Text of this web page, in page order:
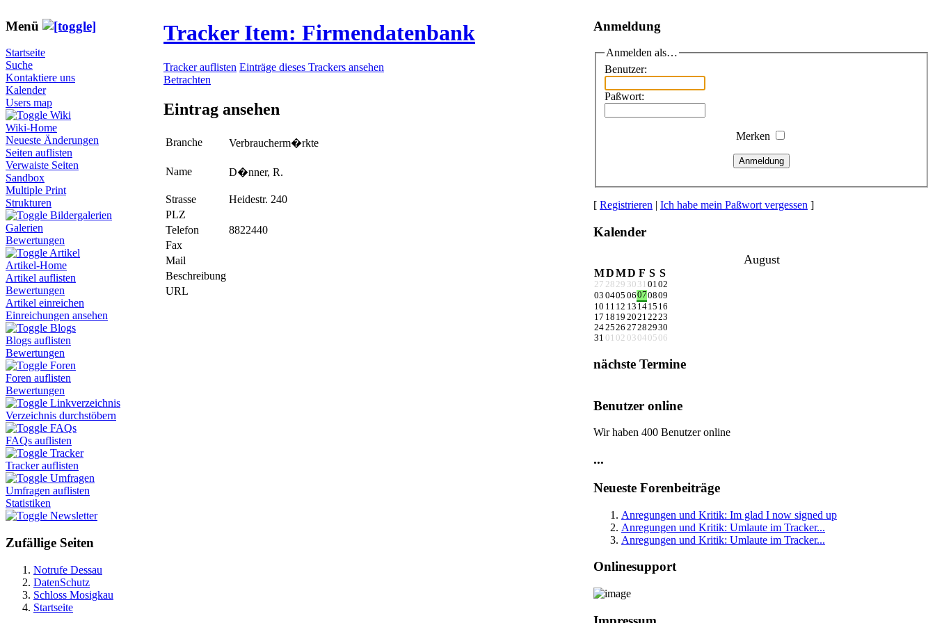
Menü
Startseite
Suche
Kontaktiere uns
Kalender
Users map
Wiki
Wiki-Home
Neueste Änderungen
Seiten auflisten
Verwaiste Seiten
Sandbox
Multiple Print
Strukturen
Bildergalerien
Galerien
Bewertungen
Artikel
Artikel-Home
Artikel auflisten
Bewertungen
Artikel einreichen
Einreichungen ansehen
Blogs
Blogs auflisten
Bewertungen
Foren
Foren auflisten
Bewertungen
Linkverzeichnis
Verzeichnis durchstöbern
FAQs
FAQs auflisten
Tracker
Tracker auflisten
Umfragen
Umfragen auflisten
Statistiken
Newsletter
Zufällige Seiten
Notrufe Dessau
DatenSchutz
Schloss Mosigkau
Startseite
Tracker Item: Firmendatenbank
Tracker auflisten Einträge dieses Trackers ansehen
Betrachten
Eintrag ansehen
Branche Verbraucherm�rkte
Name D�nner, R.
Strasse
Heidestr. 240
PLZ
Telefon
8822440
Fax
Mail
Beschreibung
URL
Anmeldung
Anmelden als…
Benutzer:
Paßwort:
Merken
Anmeldung
[ Registrieren | Ich habe mein Paßwort vergessen ]
Kalender
August
MDMD F S S
27 28 29 30 31 0102
03 0405 06070809
10 11 12 13 1415 16
17 18 19 20212223
242526 27282930
31 01 02 03 04 05 06
nächste Termine
Benutzer online
Wir haben 400 Benutzer online
...
Neueste Forenbeiträge
Anregungen und Kritik: Im glad I now signed up
Anregungen und Kritik: Umlaute im Tracker...
Anregungen und Kritik: Umlaute im Tracker...
Onlinesupport